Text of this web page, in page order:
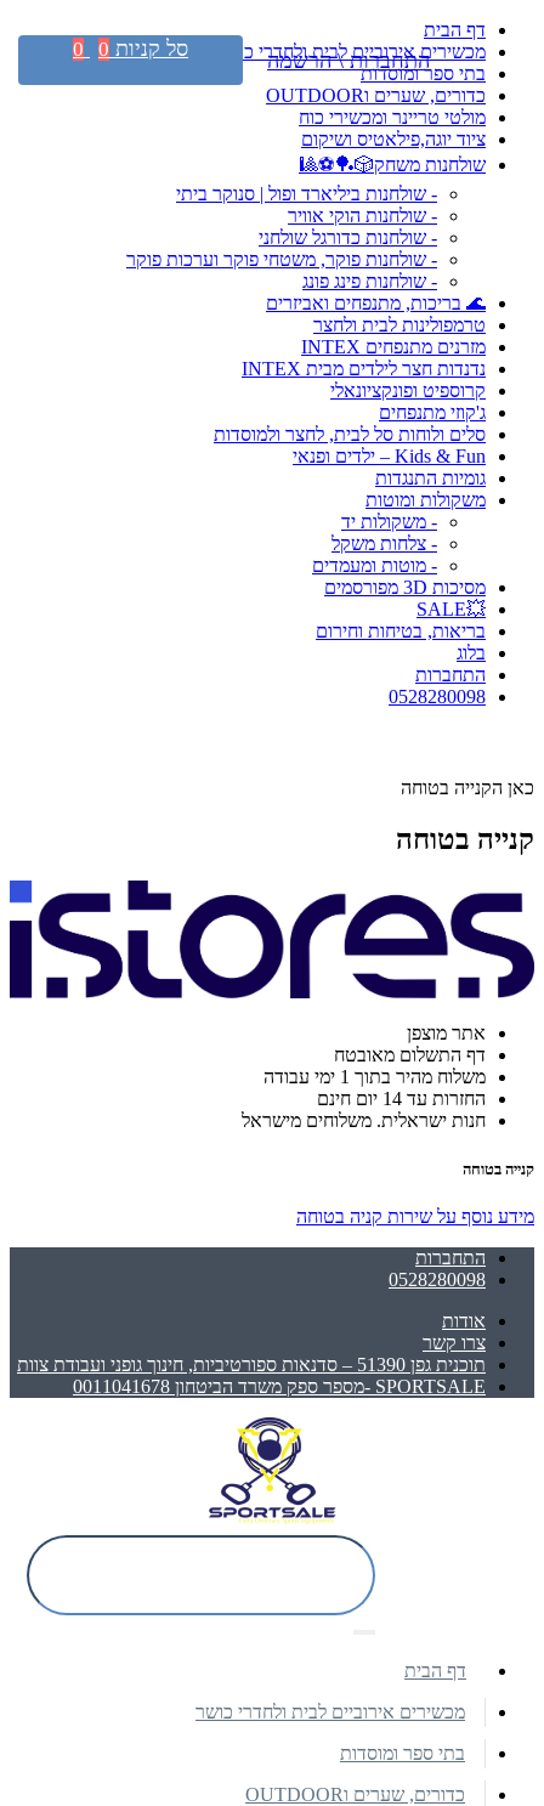
דף הבית
מכשירים אירוביים לבית ולחדרי כושר
בתי ספר ומוסדות
כדורים, שערים וOUTDOOR
מולטי טריינר ומכשירי כוח
ציוד יוגה,פילאטיס ושיקום
שולחנות משחק🎲🏓⚽🎱
- שולחנות ביליארד ופול | סנוקר ביתי
- שולחנות הוקי אוויר
- שולחנות כדורגל שולחני
- שולחנות פוקר, משטחי פוקר וערכות פוקר
- שולחנות פינג פונג
🌊 בריכות, מתנפחים ואביזרים
טרמפולינות לבית ולחצר
מזרנים מתנפחים INTEX
נדנדות חצר לילדים מבית INTEX
קרוספיט ופונקציונאלי
ג'קוזי מתנפחים
סלים ולוחות סל לבית, לחצר ולמוסדות
Kids & Fun – ילדים ופנאי
גומיות התנגדות
משקולות ומוטות
- משקולות יד
- צלחות משקל
- מוטות ומעמדים
מסיכות 3D מפורסמים
💥SALE
בריאות, בטיחות וחירום
בלוג
התחברות
0528280098
כאן הקנייה בטוחה
קנייה בטוחה
אתר מוצפן
דף התשלום מאובטח
משלוח מהיר בתוך 1 ימי עבודה
החזרות עד 14 יום חינם
חנות ישראלית. משלוחים מישראל
קנייה בטוחה
מידע נוסף על שירות קניה בטוחה
התחברות
0528280098
אודות
צרו קשר
תוכנית גפן 51390 – סדנאות ספורטיביות, חינוך גופני ועבודת צוות
SPORTSALE -מספר ספק משרד הביטחון 0011041678
התחברות \ הרשמה סל קניות 0
0
דף הבית
מכשירים אירוביים לבית ולחדרי כושר
בתי ספר ומוסדות
כדורים, שערים וOUTDOOR